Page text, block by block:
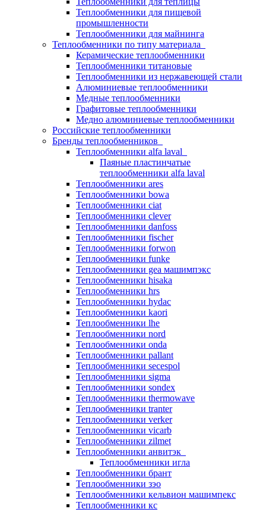
Теплообменники для пищевой
промышленности
Теплообменники для майнинга
Теплообменники по типу материала
Керамические теплообменники
Теплообменники титановые
Теплообменники из нержавеющей стали
Алюминиевые теплообменники
Медные теплообменники
Графитовые теплообменники
Медно алюминиевые теплообменники
Российские теплообменники
Бренды теплообменников
Теплообменники alfa laval
Паяные пластинчатые
теплообменники alfa laval
Теплообменники ares
Теплообменники bowa
Теплообменники ciat
Теплообменники clever
Теплообменники danfoss
Теплообменники fischer
Теплообменники forwon
Теплообменники funke
Теплообменники gea машимпэкс
Теплообменники hisaka
Теплообменники hrs
Теплообменники hydac
Теплообменники kaori
Теплообменники lhe
Теплообменники nord
Теплообменники onda
Теплообменники pallant
Теплообменники secespol
Теплообменники sigma
Теплообменники sondex
Теплообменники thermowave
Теплообменники tranter
Теплообменники verker
Теплообменники vicarb
Теплообменники zilmet
Теплообменники анвитэк
Теплообменники игла
Теплообменники брант
Теплообменники зэо
Теплообменники кельвион машимпекс
Теплообменники кс